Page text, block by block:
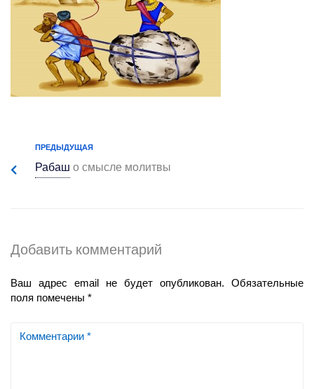
ПРЕДЫДУЩАЯ
Рабашо смысле молитвы
Добавить комментарий
Ваш адрес email не будет опубликован.
Обязательные
поля помечены *